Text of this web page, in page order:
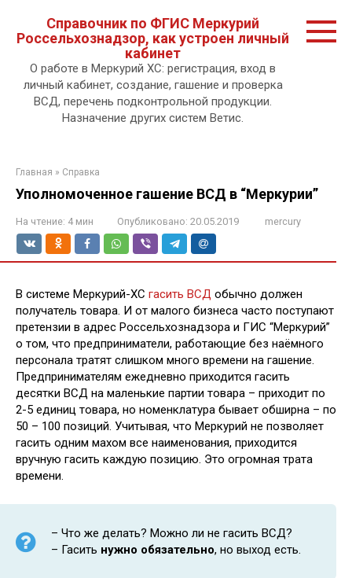
контенту.
Справочник по ФГИС Меркурий
Россельхознадзор, как устроен личный
кабинет
О работе в Меркурий ХС: регистрация, вход в
личный кабинет, создание, гашение и проверка
ВСД, перечень подконтрольной продукции.
Назначение других систем Ветис.
Главная » Справка
Уполномоченное гашение ВСД в “Меркурии”
На чтение: 4 мин Опубликовано: 20.05.2019 mercury
В системе Меркурий-ХС гасить ВСД обычно должен
получатель товара. И от малого бизнеса часто поступают
претензии в адрес Россельхознадзора и ГИС “Меркурий”
о том, что предприниматели, работающие без наёмного
персонала тратят слишком много времени на гашение.
Предпринимателям ежедневно приходится гасить
десятки ВСД на маленькие партии товара – приходит по
2-5 единиц товара, но номенклатура бывает обширна – по
50 – 100 позиций. Учитывая, что Меркурий не позволяет
гасить одним махом все наименования, приходится
вручную гасить каждую позицию. Это огромная трата
времени.
– Что же делать? Можно ли не гасить ВСД?
– Гасить нужно обязательно, но выход есть.